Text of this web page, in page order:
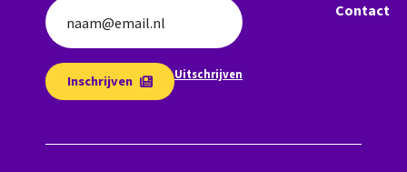
naam@email.nl
Inschrijven Uitschrijven
Contact